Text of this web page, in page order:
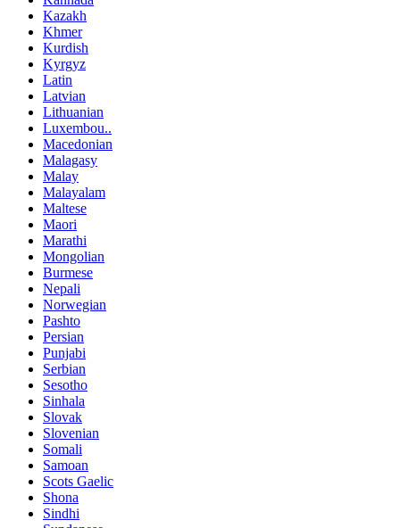
Kazakh
Khmer
Kurdish
Kyrgyz
Latin
Latvian
Lithuanian
Luxembou..
Macedonian
Malagasy
Malay
Malayalam
Maltese
Maori
Marathi
Mongolian
Burmese
Nepali
Norwegian
Pashto
Persian
Punjabi
Serbian
Sesotho
Sinhala
Slovak
Slovenian
Somali
Samoan
Scots Gaelic
Shona
Sindhi